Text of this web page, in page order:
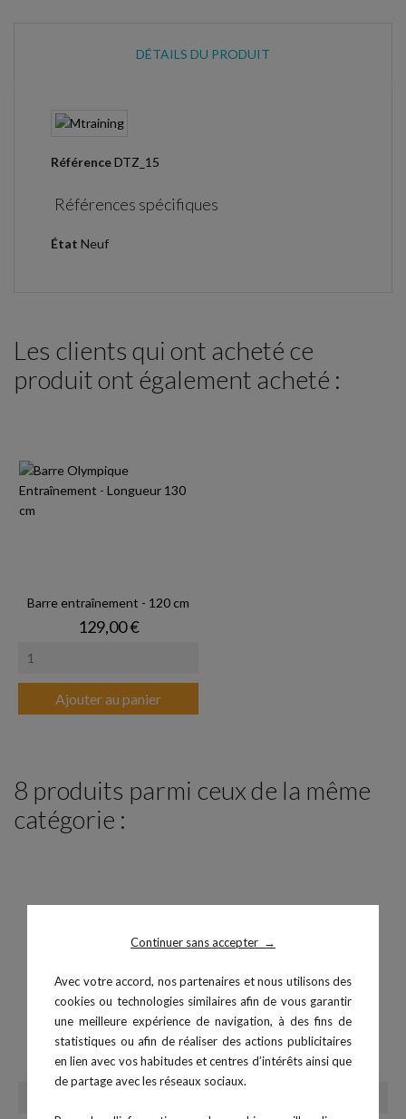
Continuer sans accepter →
Avec votre accord, nos partenaires et nous utilisons des
cookies ou technologies similaires afin de vous garantir
une meilleure expérience de navigation, à des fins de
statistiques ou afin de réaliser des actions publicitaires
en lien avec vos habitudes et centres d’intérêts ainsi que
de partage avec les réseaux sociaux.
DÉTAILS DU PRODUIT
RéférenceDTZ_15
Références spécifiques
État Neuf
Les clients qui ont acheté ce
produit ont également acheté :
Barre entraînement - 120 cm
Prix
129,00 €
Ajouter au panier
8 produits parmi ceux de la même
catégorie :
Plyobox 3 en 1 Soft
Prix
198,99 €
Plyobox mousse 15 cm
Prix
69,99 €